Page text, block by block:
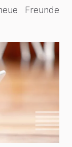
Freunde